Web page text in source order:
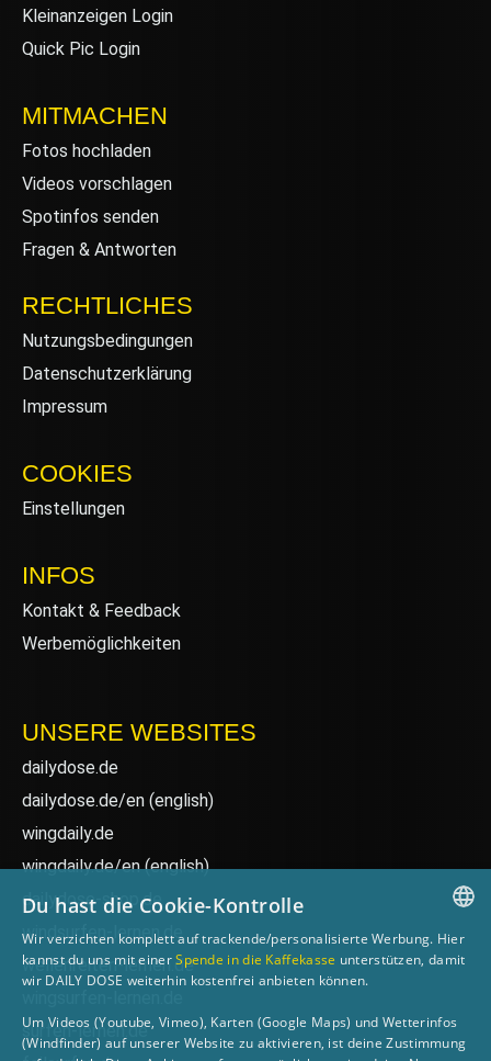
Kleinanzeigen Login
Quick Pic Login
MITMACHEN
Fotos hochladen
Videos vorschlagen
Spotinfos senden
Fragen & Antworten
RECHTLICHES
Nutzungsbedingungen
Datenschutzerklärung
Impressum
COOKIES
Einstellungen
INFOS
Kontakt & Feedback
Werbemöglichkeiten
UNSERE WEBSITES
dailydose.de
dailydose.de/en (english)
wingdaily.de
wingdaily.de/en(english)
dailydose-shop.de
windsurfen-lernen.de
wellenreiten-lernen.de
surfen-lernen.de
GERMAN
Du hast die Cookie-Kontrolle
Wir verzichten komplett auf trackende/personalisierte Werbung. Hier
kannst du uns mit einerSpende in die Kaffekasse unterstützen, damit
wir DAILY DOSE weiterhin kostenfrei anbieten können.
Um Videos (Youtube, Vimeo), Karten (Google Maps) und Wetterinfos
(Windfinder) auf unserer Website zu aktivieren, ist deine Zustimmung